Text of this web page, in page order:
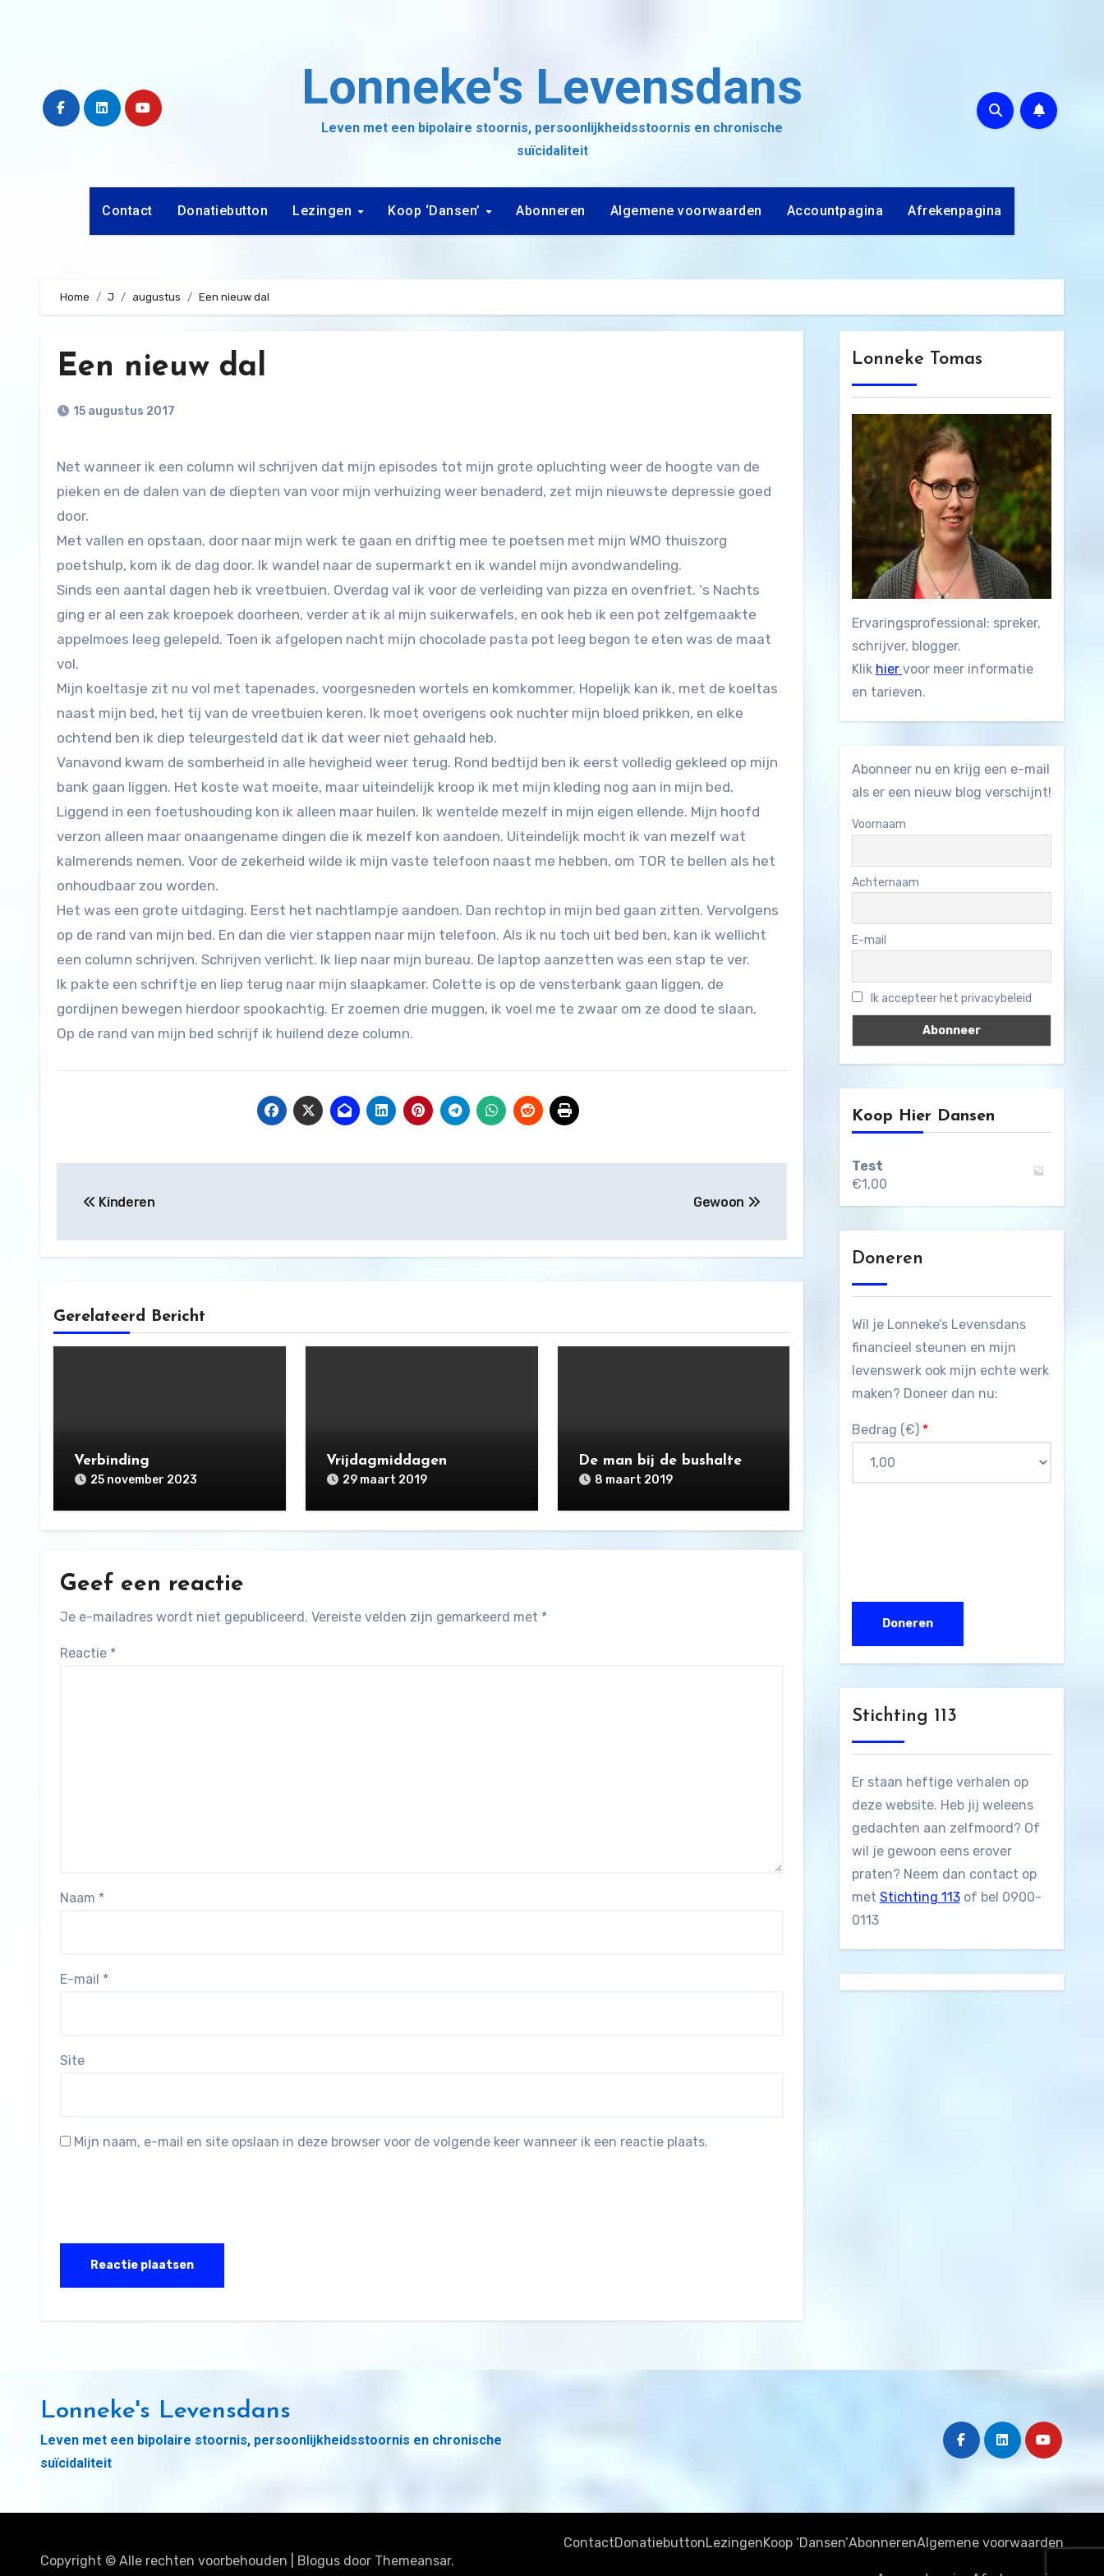
Lonneke's Levensdans
Leven met een bipolaire stoornis, persoonlijkheidsstoornis en chronische
suïcidaliteit
Contact Donatiebutton Lezingen Koop ‘Dansen’ Abonneren Algemene voorwaarden Accountpagina Afrekenpagina
Home J augustus Een nieuw dal
Een nieuw dal
15 augustus 2017
Net wanneer ik een column wil schrijven dat mijn episodes tot mijn grote opluchting weer de hoogte van de
pieken en de dalen van de diepten van voor mijn verhuizing weer benaderd, zet mijn nieuwste depressie goed
door.
Met vallen en opstaan, door naar mijn werk te gaan en driftig mee te poetsen met mijn WMO thuiszorg
poetshulp, kom ik de dag door. Ik wandel naar de supermarkt en ik wandel mijn avondwandeling.
Sinds een aantal dagen heb ik vreetbuien. Overdag val ik voor de verleiding van pizza en ovenfriet. ‘s Nachts
ging er al een zak kroepoek doorheen, verder at ik al mijn suikerwafels, en ook heb ik een pot zelfgemaakte
appelmoes leeg gelepeld. Toen ik afgelopen nacht mijn chocolade pasta pot leeg begon te eten was de maat
vol.
Mijn koeltasje zit nu vol met tapenades, voorgesneden wortels en komkommer. Hopelijk kan ik, met de koeltas
naast mijn bed, het tij van de vreetbuien keren. Ik moet overigens ook nuchter mijn bloed prikken, en elke
ochtend ben ik diep teleurgesteld dat ik dat weer niet gehaald heb.
Vanavond kwam de somberheid in alle hevigheid weer terug. Rond bedtijd ben ik eerst volledig gekleed op mijn
bank gaan liggen. Het koste wat moeite, maar uiteindelijk kroop ik met mijn kleding nog aan in mijn bed.
Liggend in een foetushouding kon ik alleen maar huilen. Ik wentelde mezelf in mijn eigen ellende. Mijn hoofd
verzon alleen maar onaangename dingen die ik mezelf kon aandoen. Uiteindelijk mocht ik van mezelf wat
kalmerends nemen. Voor de zekerheid wilde ik mijn vaste telefoon naast me hebben, om TOR te bellen als het
onhoudbaar zou worden.
Het was een grote uitdaging. Eerst het nachtlampje aandoen. Dan rechtop in mijn bed gaan zitten. Vervolgens
op de rand van mijn bed. En dan die vier stappen naar mijn telefoon. Als ik nu toch uit bed ben, kan ik wellicht
een column schrijven. Schrijven verlicht. Ik liep naar mijn bureau. De laptop aanzetten was een stap te ver.
Ik pakte een schriftje en liep terug naar mijn slaapkamer. Colette is op de vensterbank gaan liggen, de
gordijnen bewegen hierdoor spookachtig. Er zoemen drie muggen, ik voel me te zwaar om ze dood te slaan.
Op de rand van mijn bed schrijf ik huilend deze column.
navigatie
Kinderen Gewoon
Gerelateerd Bericht
Verbinding
25 november 2023
Vrijdagmiddagen
29 maart 2019
De man bij de bushalte
8 maart 2019
Geef een reactie
Je e-mailadres wordt niet gepubliceerd. Vereiste velden zijn gemarkeerd met *
Reactie *
Naam *
E-mail *
Site
Mijn naam, e-mail en site opslaan in deze browser voor de volgende keer wanneer ik een reactie plaats.
Lonneke Tomas
Ervaringsprofessional: spreker,
schrijver, blogger.
Klik hier voor meer informatie
en tarieven.
Abonneer nu en krijg een e-mail
als er een nieuw blog verschijnt!
Voornaam
Achternaam
E-mail
Ik accepteer het privacybeleid
Koop Hier Dansen
Test
€1,00
Doneren
Wil je Lonneke’s Levensdans
financieel steunen en mijn
levenswerk ook mijn echte werk
maken? Doneer dan nu:
Bedrag (€) *
Stichting 113
Er staan heftige verhalen op
deze website. Heb jij weleens
gedachten aan zelfmoord? Of
wil je gewoon eens erover
praten? Neem dan contact op
met Stichting 113of bel 0900-
0113
Lonneke's Levensdans
Leven met een bipolaire stoornis, persoonlijkheidsstoornis en chronische
suïcidaliteit
Copyright © Alle rechten voorbehouden Blogus door Themeansar.
ContactDonatiebuttonLezingenKoop ‘Dansen’AbonnerenAlgemene voorwaarden